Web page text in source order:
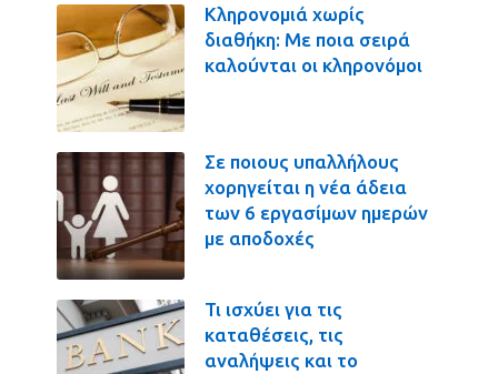
Κληρονομιά χωρίς
διαθήκη: Με ποια σειρά
καλούνται οι κληρονόμοι
Σε ποιους υπαλλήλους
χορηγείται η νέα άδεια
των 6 εργασίμων ημερών
με αποδοχές
Τι ισχύει για τις
καταθέσεις, τις
αναλήψεις και το